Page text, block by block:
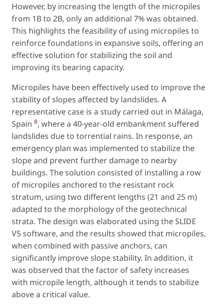
However, by increasing the length of the micropiles
from 1B to 2B, only an additional 7% was obtained.
This highlights the feasibility of using micropiles to
reinforce foundations in expansive soils, offering an
effective solution for stabilizing the soil and
improving its bearing capacity.
Micropiles have been effectively used to improve the
stability of slopes affected by landslides. A
representative case is a study carried out in Málaga,
Spain 8, where a 40-year-old embankment suffered
landslides due to torrential rains. In response, an
emergency plan was implemented to stabilize the
slope and prevent further damage to nearby
buildings. The solution consisted of installing a row
of micropiles anchored to the resistant rock
stratum, using two different lengths (21 and 25 m)
adapted to the morphology of the geotechnical
strata. The design was elaborated using the SLIDE
V5 software, and the results showed that micropiles,
when combined with passive anchors, can
significantly improve slope stability. In addition, it
was observed that the factor of safety increases
with micropile length, although it tends to stabilize
above a critical value.